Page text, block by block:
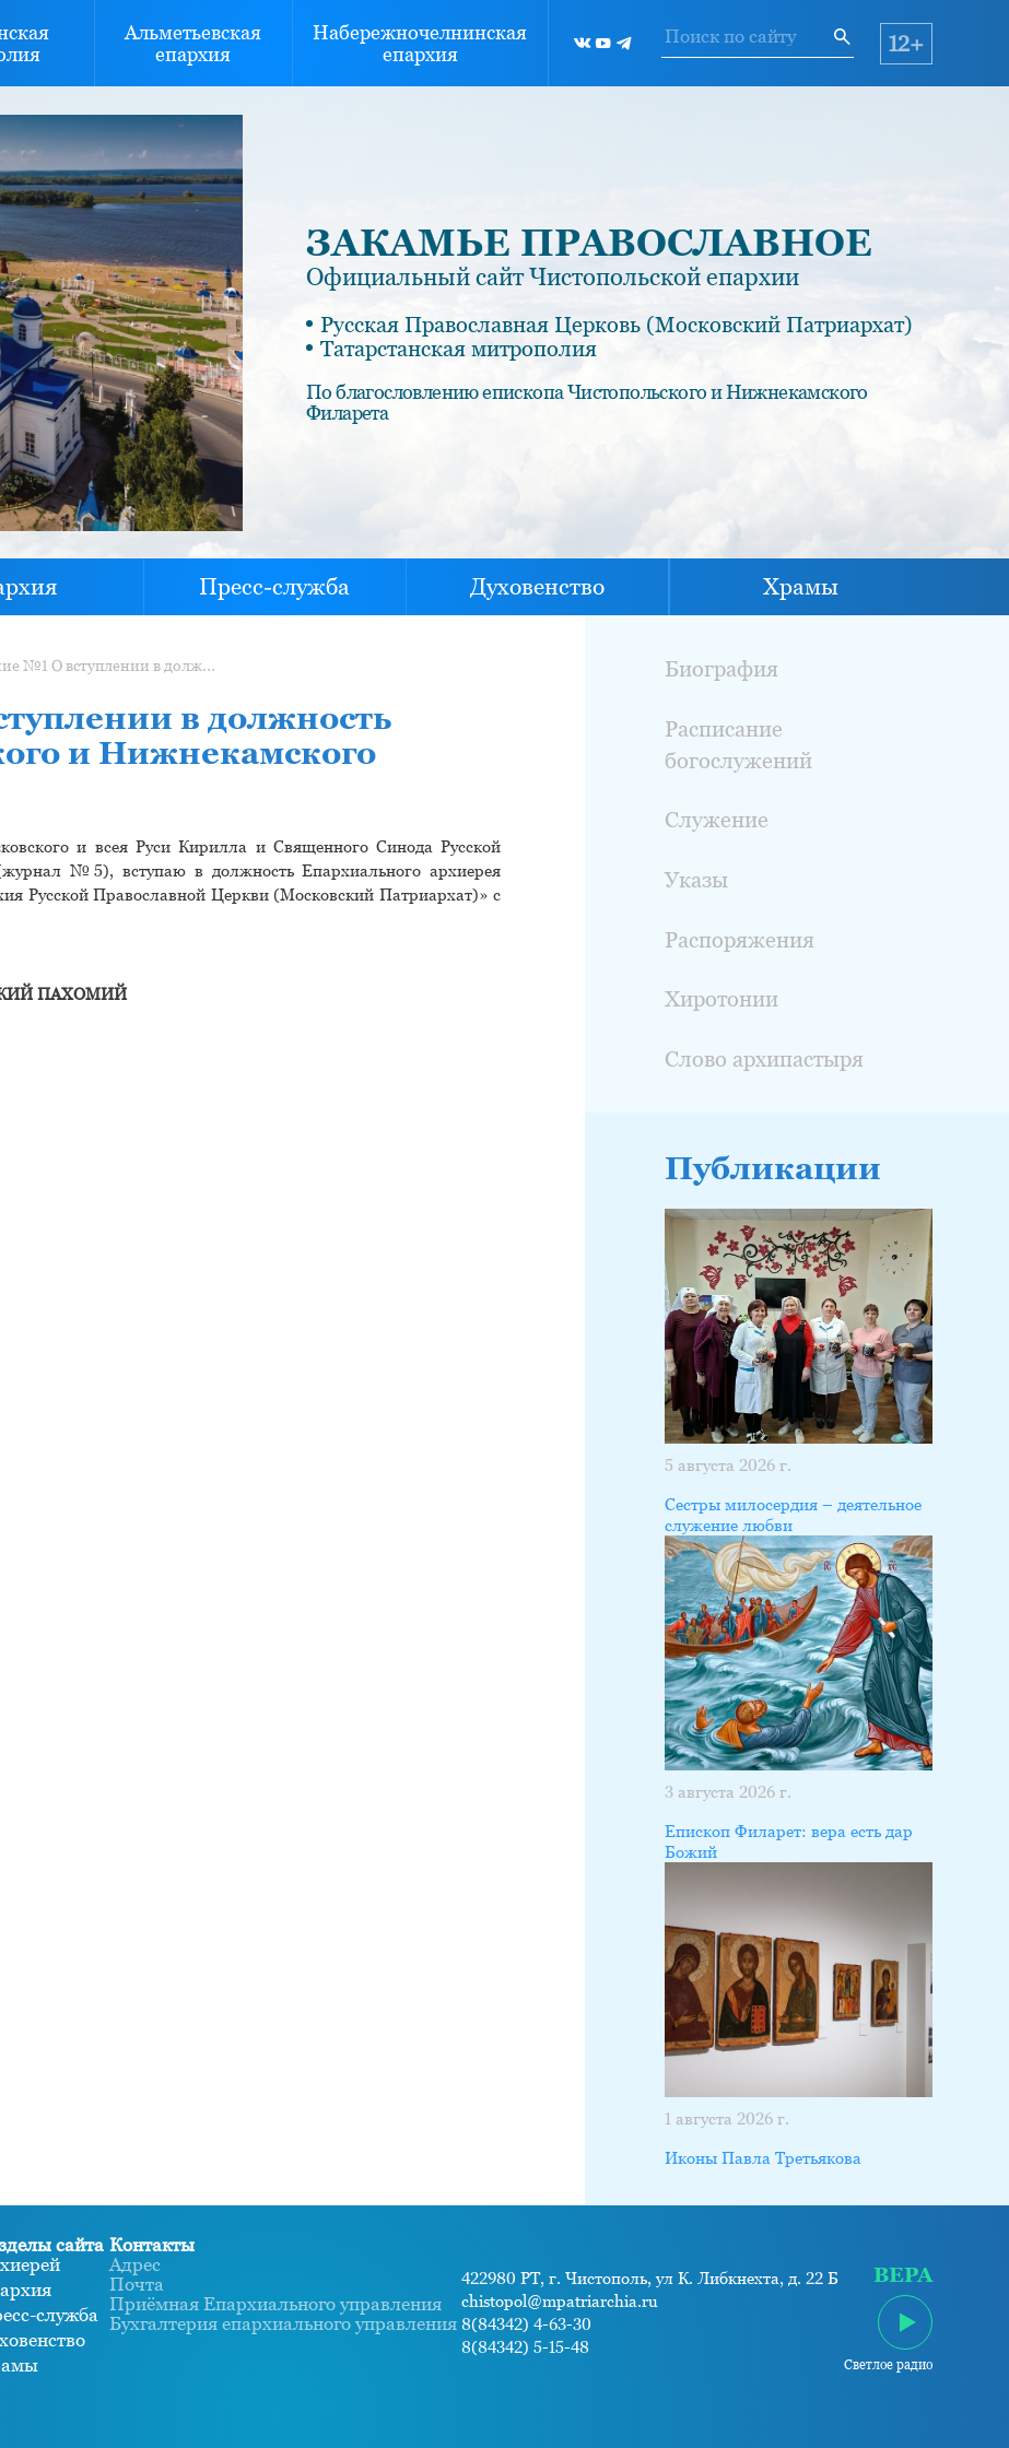
Альметьевская
епархия
Набережночелнинская
епархия
12+
ЗАКАМЬЕ ПРАВОСЛАВНОЕ
Официальный сайт Чистопольской епархии
Русская Православная Церковь (Московский Патриархат)
Татарстанская митрополия
По благословлению епископа Чистопольского и Нижнекамского
Филарета
Пресс-служба Духовенство Храмы
Распоряжение №1 О вступлении в должность епископа Чистопольского и Нижнекамского Пахомия
в должность
и Нижнекамского
и всея Руси Кирилла и Священного Синода Русской
№5), вступаю в должность Епархиального архиерея
Русской Православной Церкви (Московский Патриархат)» с
ПАХОМИЙ
Биография
Расписание
богослужений
Служение
Указы
Распоряжения
Хиротонии
Слово архипастыря
Публикации
5 августа 2026 г.
Сестры милосердия – деятельное
служение любви
3 августа 2026 г.
Епископ Филарет: вера есть дар
Божий
1 августа 2026 г.
Иконы Павла Третьякова
сайта
служба
Контакты
Адрес
Почта
Приёмная Епархиального управления
Бухгалтерия епархиального управления
422980 РТ, г. Чистополь, ул К. Либкнехта, д. 22 Б
chistopol@mpatriarchia.ru
8(84342) 4-63-30
8(84342) 5-15-48
ВЕРА
Светлое радио